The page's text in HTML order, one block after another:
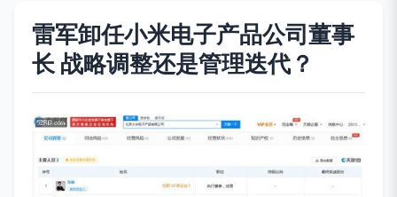
雷军卸任小米电子产品公司董事
长 战略调整还是管理迭代？